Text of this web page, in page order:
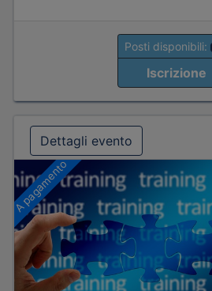
Posti disponibili:
Iscrizione
Dettagli evento
A pagamento